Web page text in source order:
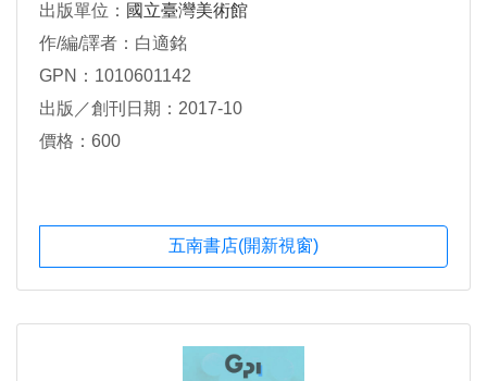
出版單位： 國立臺灣美術館
作/編/譯者：白適銘
GPN：1010601142
出版／創刊日期：2017-10
價格：600
五南書店(開新視窗)